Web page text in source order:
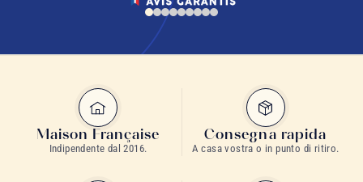
Maison Française
Indipendente dal 2016.
Consegna rapida
A casa vostra o in punto di ritiro.